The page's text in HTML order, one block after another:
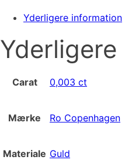
Yderligere information
Carat 0,003 ct
Mærke Ro Copenhagen
Materiale Guld